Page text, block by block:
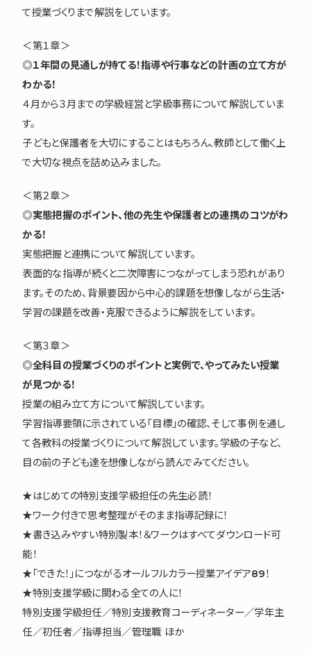
て授業づくりまで解説をしています。
＜第１章＞
◎１年間の見通しが持てる！指導や行事などの計画の立て方が
わかる！
４月から３月までの学級経営と学級事務について解説していま
す。
子どもと保護者を大切にすることはもちろん、教師として働く上
で大切な視点を詰め込みました。
＜第２章＞
◎実態把握のポイント、他の先生や保護者との連携のコツがわ
かる！
実態把握と連携について解説しています。
表面的な指導が続くと二次障害につながってしまう恐れがあり
ます。そのため、背景要因から中心的課題を想像しながら生活・
学習の課題を改善・克服できるように解説をしています。
＜第３章＞
◎全科目の授業づくりのポイントと実例で、やってみたい授業
が見つかる！
授業の組み立て方について解説しています。
学習指導要領に示されている「目標」の確認、そして事例を通し
て各教科の授業づくりについて解説しています。学級の子など、
目の前の子ども達を想像しながら読んでみてください。
★はじめての特別支援学級担任の先生必読！
★ワーク付きで思考整理がそのまま指導記録に！
★書き込みやすい特別製本！＆ワークはすべてダウンロード可
能！
★「できた！」につながるオールフルカラー授業アイデア89！
★特別支援学級に関わる全ての人に！
特別支援学級担任／特別支援教育コーディネーター／学年主
任／初任者／指導担当／管理職 ほか